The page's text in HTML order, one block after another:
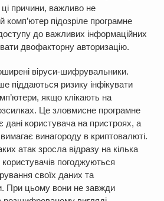
причини, важливо не
комп’ютер підозріле програмне
до важливих інформаційних
двофакторну авторизацію.
віруси-шифрувальники.
піддаються ризику інфікувати
якщо клікають на
Це зловмисне програмне
користувача на пристроях, а
винагороду в криптовалюті.
атак зросла відразу на кілька
погоджуються
своїх даних та
При цьому вони не завжди